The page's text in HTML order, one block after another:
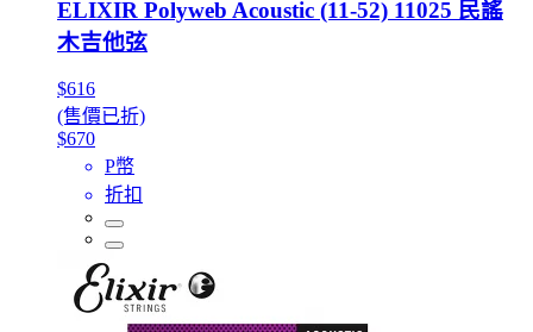
ELIXIR Polyweb Acoustic (11-52) 11025 民謠
木吉他弦
$616
(售價已折)
$670
P幣
折扣